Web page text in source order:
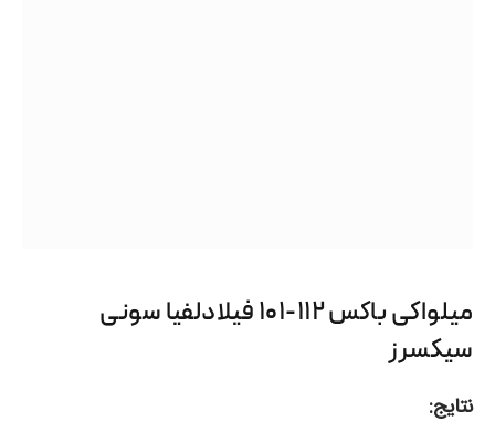
میلواکی باکس ۱۱۲-۱۰۱ فیلادلفیا سونی
سیکسرز
نتایج: